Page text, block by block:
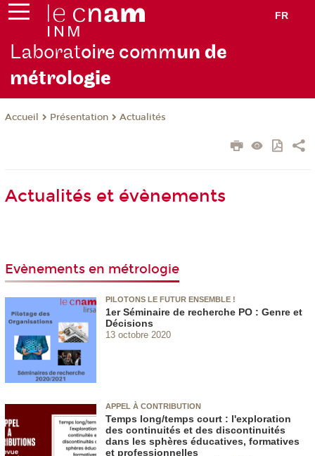
FR
Laboratoire commun de
métrologie
Accueil Présentation Actualités
Actualités et évènements
Evènements en métrologie
PILOTONS LE FUTUR ENSEMBLE !
1er Séminaire de recherche PO : Genre et
Décisions
13 octobre 2020
APPEL À CONTRIBUTION
Temps long/temps court : l'exploration
des continuités et des discontinuités
dans les sphères éducatives, formatives
et professionnelles